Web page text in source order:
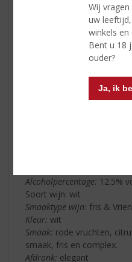
Wij
uw
winkels en
Bent u 18
ouder?
Ja, ik
Alcoholpercentage: 12.5%
Soort wijn: wit
Smaaktype wijn: fris &
Kleur: wit
Smaak: rode vruchten,
smaak, fris en complex.
Afdronk: elegant